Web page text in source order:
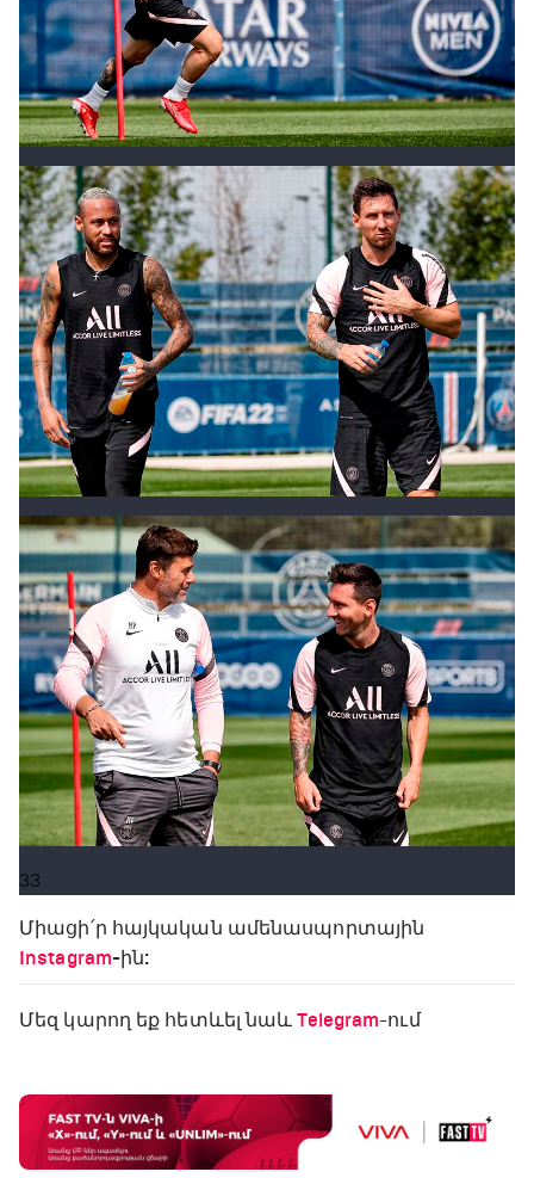
33
Միացի՛ր հայկական ամենասպորտային
Instagram-ին:
Մեզ կարող եք հետևել նաև Telegram-ում